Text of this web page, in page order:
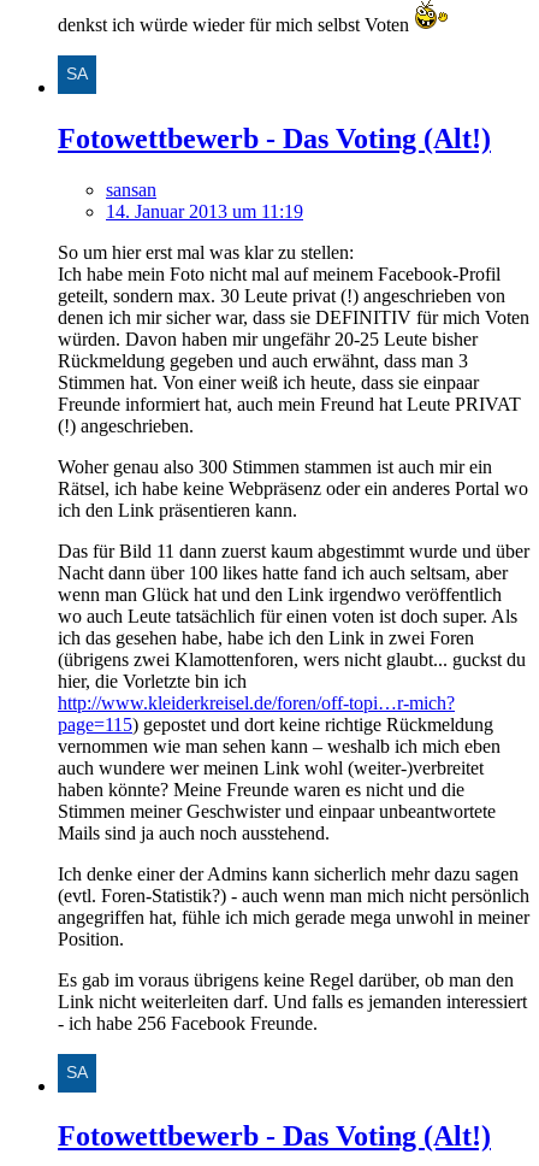
denkst ich würde wieder für mich selbst Voten
Fotowettbewerb - Das Voting (Alt!)
sansan
14. Januar 2013 um 11:19
So um hier erst mal was klar zu stellen:
Ich habe mein Foto nicht mal auf meinem Facebook-Profil
geteilt, sondern max. 30 Leute privat (!) angeschrieben von
denen ich mir sicher war, dass sie DEFINITIV für mich Voten
würden. Davon haben mir ungefähr 20-25 Leute bisher
Rückmeldung gegeben und auch erwähnt, dass man 3
Stimmen hat. Von einer weiß ich heute, dass sie einpaar
Freunde informiert hat, auch mein Freund hat Leute PRIVAT
(!) angeschrieben.
Woher genau also 300 Stimmen stammen ist auch mir ein
Rätsel, ich habe keine Webpräsenz oder ein anderes Portal wo
ich den Link präsentieren kann.
Das für Bild 11 dann zuerst kaum abgestimmt wurde und über
Nacht dann über 100 likes hatte fand ich auch seltsam, aber
wenn man Glück hat und den Link irgendwo veröffentlich
wo auch Leute tatsächlich für einen voten ist doch super. Als
ich das gesehen habe, habe ich den Link in zwei Foren
(übrigens zwei Klamottenforen, wers nicht glaubt... guckst du
hier, die Vorletzte bin ich
http://www.kleiderkreisel.de/foren/off-topi…r-mich?
page=115) gepostet und dort keine richtige Rückmeldung
vernommen wie man sehen kann – weshalb ich mich eben
auch wundere wer meinen Link wohl (weiter-)verbreitet
haben könnte? Meine Freunde waren es nicht und die
Stimmen meiner Geschwister und einpaar unbeantwortete
Mails sind ja auch noch ausstehend.
Ich denke einer der Admins kann sicherlich mehr dazu sagen
(evtl. Foren-Statistik?) - auch wenn man mich nicht persönlich
angegriffen hat, fühle ich mich gerade mega unwohl in meiner
Position.
Es gab im voraus übrigens keine Regel darüber, ob man den
Link nicht weiterleiten darf. Und falls es jemanden interessiert
- ich habe 256 Facebook Freunde.
Fotowettbewerb - Das Voting (Alt!)